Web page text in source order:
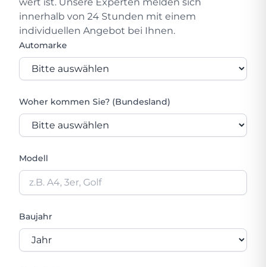
wert ist. Unsere Experten melden sich
innerhalb von 24 Stunden mit einem
individuellen Angebot bei Ihnen.
Automarke
Woher kommen Sie? (Bundesland)
Modell
Baujahr